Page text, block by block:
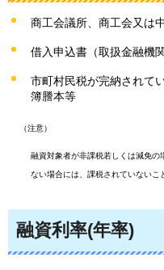
商工会議所、商工会又は
借入申込書（取扱金融機
市町村民税が完納されて
簿謄本等
（注意）
融資対象者が非課税若しくは減免
ない場合には、課税されていないこ
融資利率(年率)